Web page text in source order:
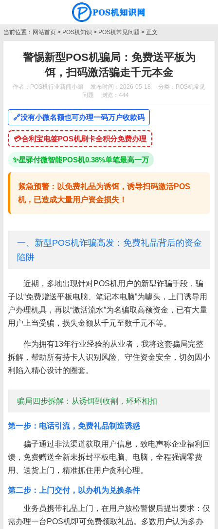
当前位置： 网站首页 > POS机知识 > POS机常见问题 > 正文
警惕新型POS机骗局：免费送平板为
饵，扫码激活骗走千元本金
作者：POS机行业新闻小编 发布时间：2026-05-18 分类： POS机常见
问题
浏览：444
🔗没有小微名额也可办理一码万户收款码
💳合利宝电签POS机刷卡全积分免费办理
✨星驿付微智能POS机0.38%单笔最高一万
紧急预警：以免费礼品为诱饵，诱导扫码激活POS
机，已造成大量用户资金损失！
一、新型POS机诈骗高发：免费礼品背后的资金
陷阱
近期，多地出现针对POS机用户的新型诈骗手段，骗
子以“免费赠送平板电脑、笔记本电脑”为噱头，上门诱导用
户办理机具，再以“激活流水”为名骗取高额资金，已有大量
用户上当受骗，损失金额从千元至数千元不等。
作为拥有13年行业经验的从业者，我将这套骗局完整
拆解，帮助所有持卡人识别风险、守住资金安全，切勿因小
利陷入精心设计的圈套。
骗局四步拆解：从诱饵到收割，环环相扣
第一步：电话引流，免费礼品制造诱惑
骗子通过非法渠道获取用户信息，致电声称企业福利回
馈，免费赠送全新未拆封平板电脑、电脑，全程强调零费
用、送货上门，精准抓住用户贪利心理。
第二步：上门交付，以办机为兑换条件
业务员携带礼品上门，在用户放松警惕后提出要求：仅
需办理一台POS机即可免费领取礼品。多数用户认为多办